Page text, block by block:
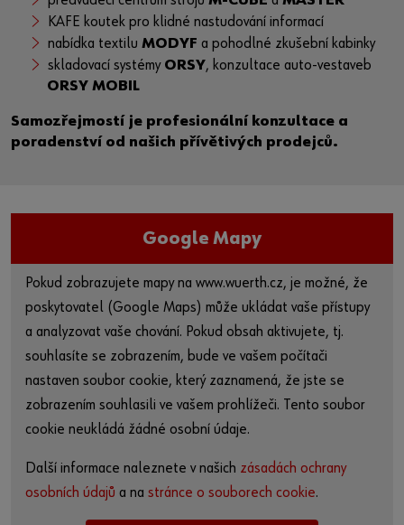
KAFE koutek pro klidné nastudování informací
nabídka textilu MODYF a pohodlné zkušební kabinky
skladovací systémy ORSY, konzultace auto-vestaveb
ORSY MOBIL
Samozřejmostí je profesionální konzultace a
poradenství od našich přívětivých prodejců.
Google Mapy
Pokud zobrazujete mapy na www.wuerth.cz, je možné, že
poskytovatel (Google Maps) může ukládat vaše přístupy
a analyzovat vaše chování. Pokud obsah aktivujete, tj.
souhlasíte se zobrazením, bude ve vašem počítači
nastaven soubor cookie, který zaznamená, že jste se
zobrazením souhlasili ve vašem prohlížeči. Tento soubor
cookie neukládá žádné osobní údaje.
Další informace naleznete v našich zásadách ochrany
osobních údajů a na stránce o souborech cookie.